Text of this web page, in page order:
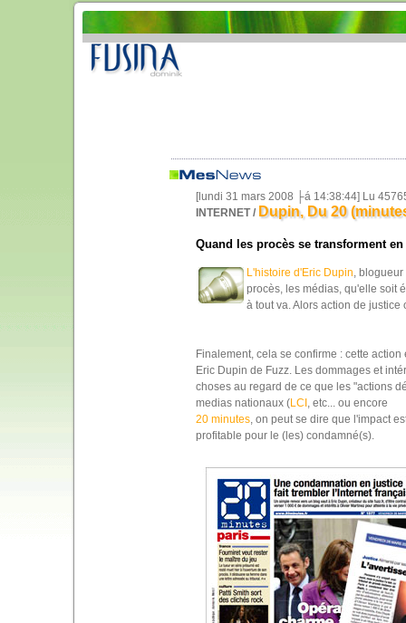
[lundi 31 mars 2008 ├á 14:38:44] Lu
INTERNET / Dupin, Du 20
Quand les procès se transforment
L'histoire d'Eric Dupin,
procès, les médias, qu'elle soit
à tout va. Alors action de justice
Finalement, cela se confirme : cette
Eric Dupin de Fuzz. Les dommages et
choses au regard de ce que les "actions
medias nationaux (LCI , etc... ou encore
20 minutes, on peut se dire que l'impact
profitable pour le (les) condamné(s).